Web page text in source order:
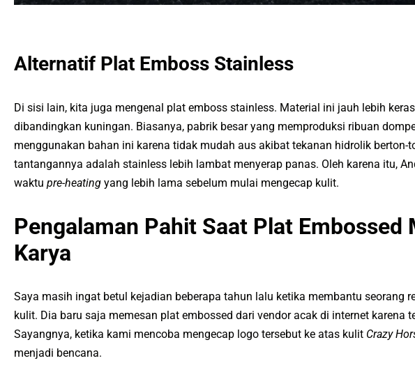
Alternatif Plat Emboss Stainless
Di sisi lain, kita juga mengenal plat emboss stainless. Material ini jauh lebih
dibandingkan kuningan. Biasanya, pabrik besar yang memproduksi ribuan
menggunakan bahan ini karena tidak mudah aus akibat tekanan hidrolik berton-
tantangannya adalah stainless lebih lambat menyerap panas. Oleh karena itu,
waktu pre-heating yang lebih lama sebelum mulai mengecap kulit.
Pengalaman Pahit Saat Plat Embossed
Karya
Saya masih ingat betul kejadian beberapa tahun lalu ketika membantu seorang
kulit. Dia baru saja memesan plat embossed dari vendor acak di internet karena
Sayangnya, ketika kami mencoba mengecap logo tersebut ke atas kulit Crazy
menjadi bencana.